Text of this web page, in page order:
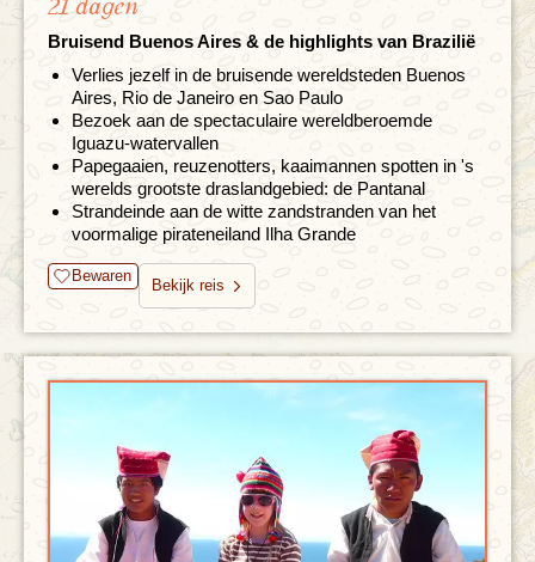
21 dagen
Bruisend Buenos Aires & de highlights van Brazilië
Verlies jezelf in de bruisende wereldsteden Buenos
Aires, Rio de Janeiro en Sao Paulo
Bezoek aan de spectaculaire wereldberoemde
Iguazu-watervallen
Papegaaien, reuzenotters, kaaimannen spotten in 's
werelds grootste draslandgebied: de Pantanal
Strandeinde aan de witte zandstranden van het
voormalige pirateneiland Ilha Grande
Bewaren
Bekijk reis